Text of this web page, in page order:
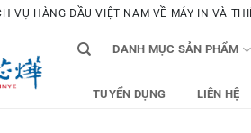
VỤ HÀNG ĐẦU VIỆT NAM VỀ MÁY IN VÀ
DANH MỤC SẢN PHẨM
TUYỂN DỤNG LIÊN HỆ